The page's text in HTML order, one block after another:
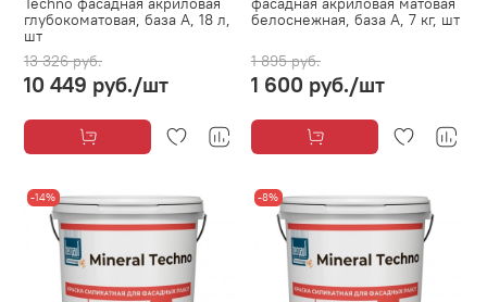
глубокоматовая, база А, 18 л,
шт
13 326 руб.
10 449 руб./шт
белоснежная, база А, 7 кг, шт
1 895 руб.
1 600 руб./шт
-14% -8%